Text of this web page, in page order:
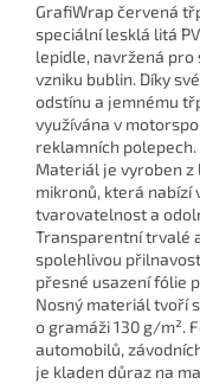
GrafiWrap červená
speciální lesklá litá
lepidle, navržená pro
vzniku bublin. Díky
odstínu a jemnému
využívána v
reklamních polepech.
Materiál je vyroben z
mikronů, která nabízí
tvarovatelnost a
Transparentní trvalé
spolehlivou
přesné usazení fólie
Nosný materiál tvoří
o gramáži 130 g/m².
automobilů,
je kladen důraz na